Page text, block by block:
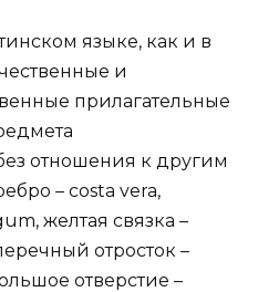
языке, как и в
и
прилагательные
отношения к другим
– costa vera,
желтая связка –
отросток –
отверстие –